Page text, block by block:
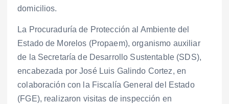
domicilios.
La Procuraduría de Protección al Ambiente del
Estado de Morelos (Propaem), organismo auxiliar
de la Secretaría de Desarrollo Sustentable (SDS),
encabezada por José Luis Galindo Cortez, en
colaboración con la Fiscalía General del Estado
(FGE), realizaron visitas de inspección en